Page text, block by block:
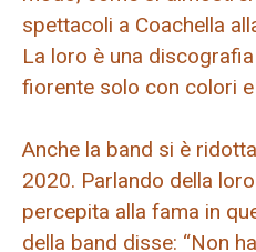
spettacoli a Coachella
La loro è una
fiorente solo con colori e
Anche la band si è ridotta
2020. Parlando della
percepita alla fama in
della band disse: “Non